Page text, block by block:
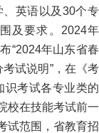
英语以及30个专
及要求。2024年
“2024年山东省春
试说明”，在《考
识考试各专业类的
校在技能考试前一
试范围，省教育招